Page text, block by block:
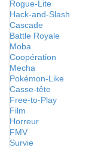
Rogue-Lite
Hack-and-Slash
Cascade
Battle Royale
Moba
Coopération
Mecha
Pokémon-Like
Casse-tête
Free-to-Play
Film
Horreur
FMV
Survie